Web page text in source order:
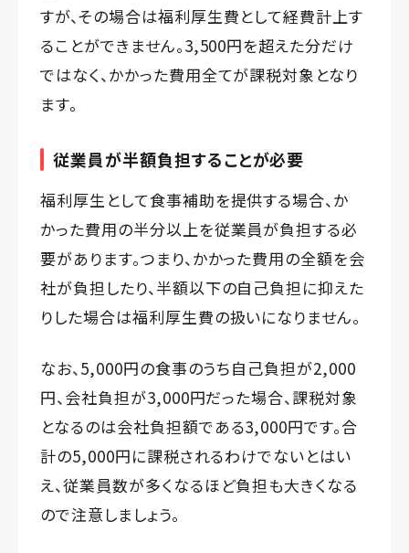
すが、その場合は福利厚生費として経費計上す
ることができません。3,500円を超えた分だけ
ではなく、かかった費用全てが課税対象となり
ます。
従業員が半額負担することが必要
福利厚生として食事補助を提供する場合、か
かった費用の半分以上を従業員が負担する必
要があります。つまり、かかった費用の全額を会
社が負担したり、半額以下の自己負担に抑えた
りした場合は福利厚生費の扱いになりません。
なお、5,000円の食事のうち自己負担が2,000
円、会社負担が3,000円だった場合、課税対象
となるのは会社負担額である3,000円です。合
計の5,000円に課税されるわけでないとはい
え、従業員数が多くなるほど負担も大きくなる
ので注意しましょう。